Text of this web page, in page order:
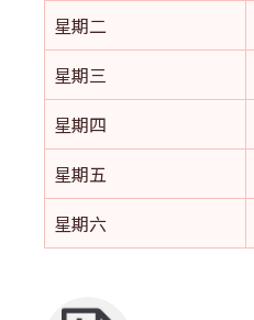
星期二
星期三
星期四
星期五
星期六